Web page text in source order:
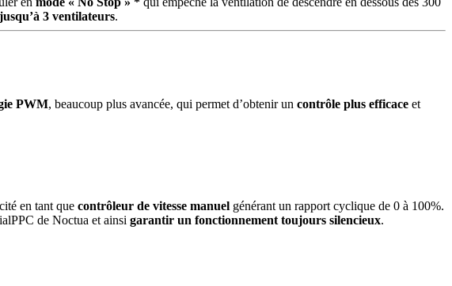
3 ventilateurs.
PWM, beaucoup plus avancée, qui permet d’obtenir un contrôle plus efficace et
en tant que contrôleur de vitesse manuel générant un rapport cyclique de 0 à 100%.
de Noctua et ainsi garantir un fonctionnement toujours silencieux.